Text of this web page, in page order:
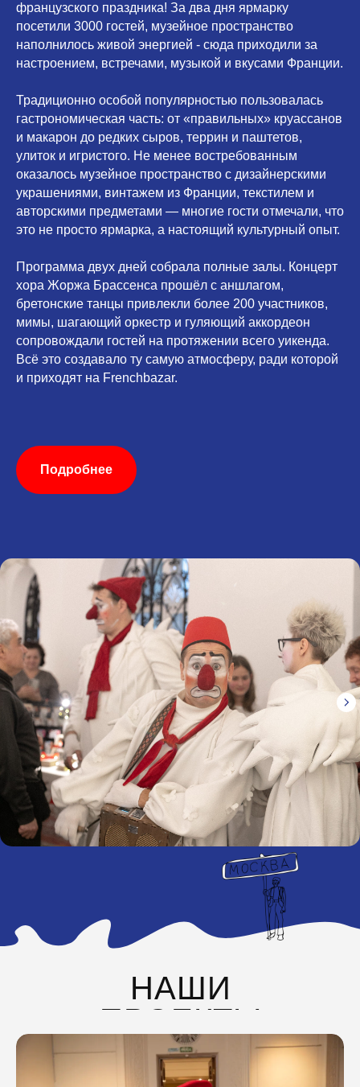
французского праздника! За два дня ярмарку
посетили 3000 гостей, музейное пространство
наполнилось живой энергией - сюда приходили за
настроением, встречами, музыкой и вкусами Франции.
Традиционно особой популярностью пользовалась
гастрономическая часть: от «правильных» круассанов
и макарон до редких сыров, террин и паштетов,
улиток и игристого. Не менее востребованным
оказалось музейное пространство с дизайнерскими
украшениями, винтажем из Франции, текстилем и
авторскими предметами — многие гости отмечали, что
это не просто ярмарка, а настоящий культурный опыт.
Программа двух дней собрала полные залы. Концерт
хора Жоржа Брассенса прошёл с аншлагом,
бретонские танцы привлекли более 200 участников,
мимы, шагающий оркестр и гуляющий аккордеон
сопровождали гостей на протяжении всего уикенда.
Всё это создавало ту самую атмосферу, ради которой
и приходят на Frenchbazar.
Подробнее
НАШИ
ПРОЕКТЫ